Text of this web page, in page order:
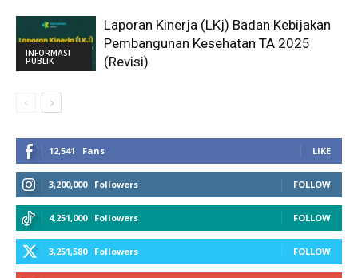
INFORMASI
PUBLIK
Laporan Kinerja (LKj) Badan Kebijakan
Pembangunan Kesehatan TA 2025
(Revisi)
12,541 Fans LIKE
3,200,000 Followers FOLLOW
4,251,000 Followers FOLLOW
3,251,580 Followers FOLLOW